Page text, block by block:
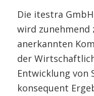
Die itestra
wird
anerkannten
der
Entwicklung von
konsequent